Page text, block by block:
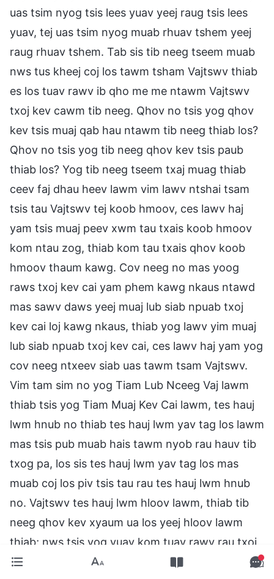
uas tsim nyog tsis lees yuav yeej raug tsis lees
yuav, tej uas tsim nyog muab rhuav tshem yeej
raug rhuav tshem. Tab sis tib neeg tseem muab
nws tus kheej coj los tawm tsham Vajtswv thiab
es los tuav rawv ib qho me me ntawm Vajtswv
txoj kev cawm tib neeg. Qhov no tsis yog qhov
kev tsis muaj qab hau ntawm tib neeg thiab los?
Qhov no tsis yog tib neeg qhov kev tsis paub
thiab los? Yog tib neeg tseem txaj muag thiab
ceev faj dhau heev lawm vim lawv ntshai tsam
tsis tau Vajtswv tej koob hmoov, ces lawv haj
yam tsis muaj peev xwm tau txais koob hmoov
kom ntau zog, thiab kom tau txais qhov koob
hmoov thaum kawg. Cov neeg no mas yoog
raws txoj kev cai yam phem kawg nkaus ntawd
mas sawv daws yeej muaj lub siab npuab txoj
kev cai loj kawg nkaus, thiab yog lawv yim muaj
lub siab npuab txoj kev cai, ces lawv haj yam yog
cov neeg ntxeev siab uas tawm tsam Vajtswv.
Vim tam sim no yog Tiam Lub Nceeg Vaj lawm
thiab tsis yog Tiam Muaj Kev Cai lawm, tes hauj
lwm hnub no thiab tes hauj lwm yav tag los lawm
mas tsis pub muab hais tawm nyob rau hauv tib
txog pa, los sis tes hauj lwm yav tag los mas
muab coj los piv tsis tau rau tes hauj lwm hnub
no. Vajtswv tes hauj lwm hloov lawm, thiab tib
neeg qhov kev xyaum ua los yeej hloov lawm
thiab; nws tsis yog yuav kom tuav rawv rau txoj
kev cai kom ruaj ruaj los sis kwv rawv tus ntoo